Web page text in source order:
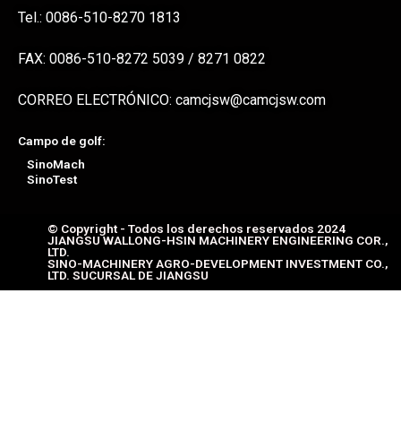
Tel.: 0086-510-8270 1813
FAX: 0086-510-8272 5039 / 8271 0822
CORREO ELECTRÓNICO: camcjsw@camcjsw.com
Campo de golf:
SinoMach
SinoTest
© Copyright - Todos los derechos reservados 2024
JIANGSU WALLONG-HSIN MACHINERY ENGINEERING COR.,
LTD.
SINO-MACHINERY AGRO-DEVELOPMENT INVESTMENT CO.,
LTD. SUCURSAL DE JIANGSU